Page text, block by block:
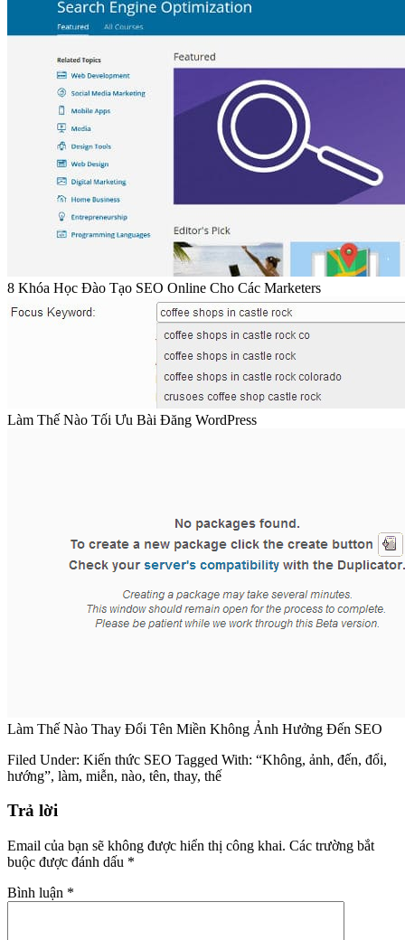
8 Khóa Học Đào Tạo SEO Online Cho Các Marketers
Làm Thế Nào Tối Ưu Bài Đăng WordPress
Làm Thế Nào Thay Đổi Tên Miền Không Ảnh Hưởng Đến SEO
Filed Under: Kiến thức SEO Tagged With: “Không, ảnh, đến, đổi,
hướng”, làm, miễn, nào, tên, thay, thế
Trả lời
Email của bạn sẽ không được hiển thị công khai. Các trường bắt
buộc được đánh dấu *
Bình luận *